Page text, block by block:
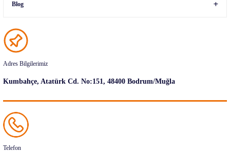
Blog
Adres Bilgilerimiz
Kumbahçe, Atatürk Cd. No:151, 48400 Bodrum/Muğla
Telefon